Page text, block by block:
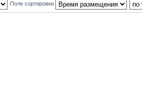
Поле сортировки